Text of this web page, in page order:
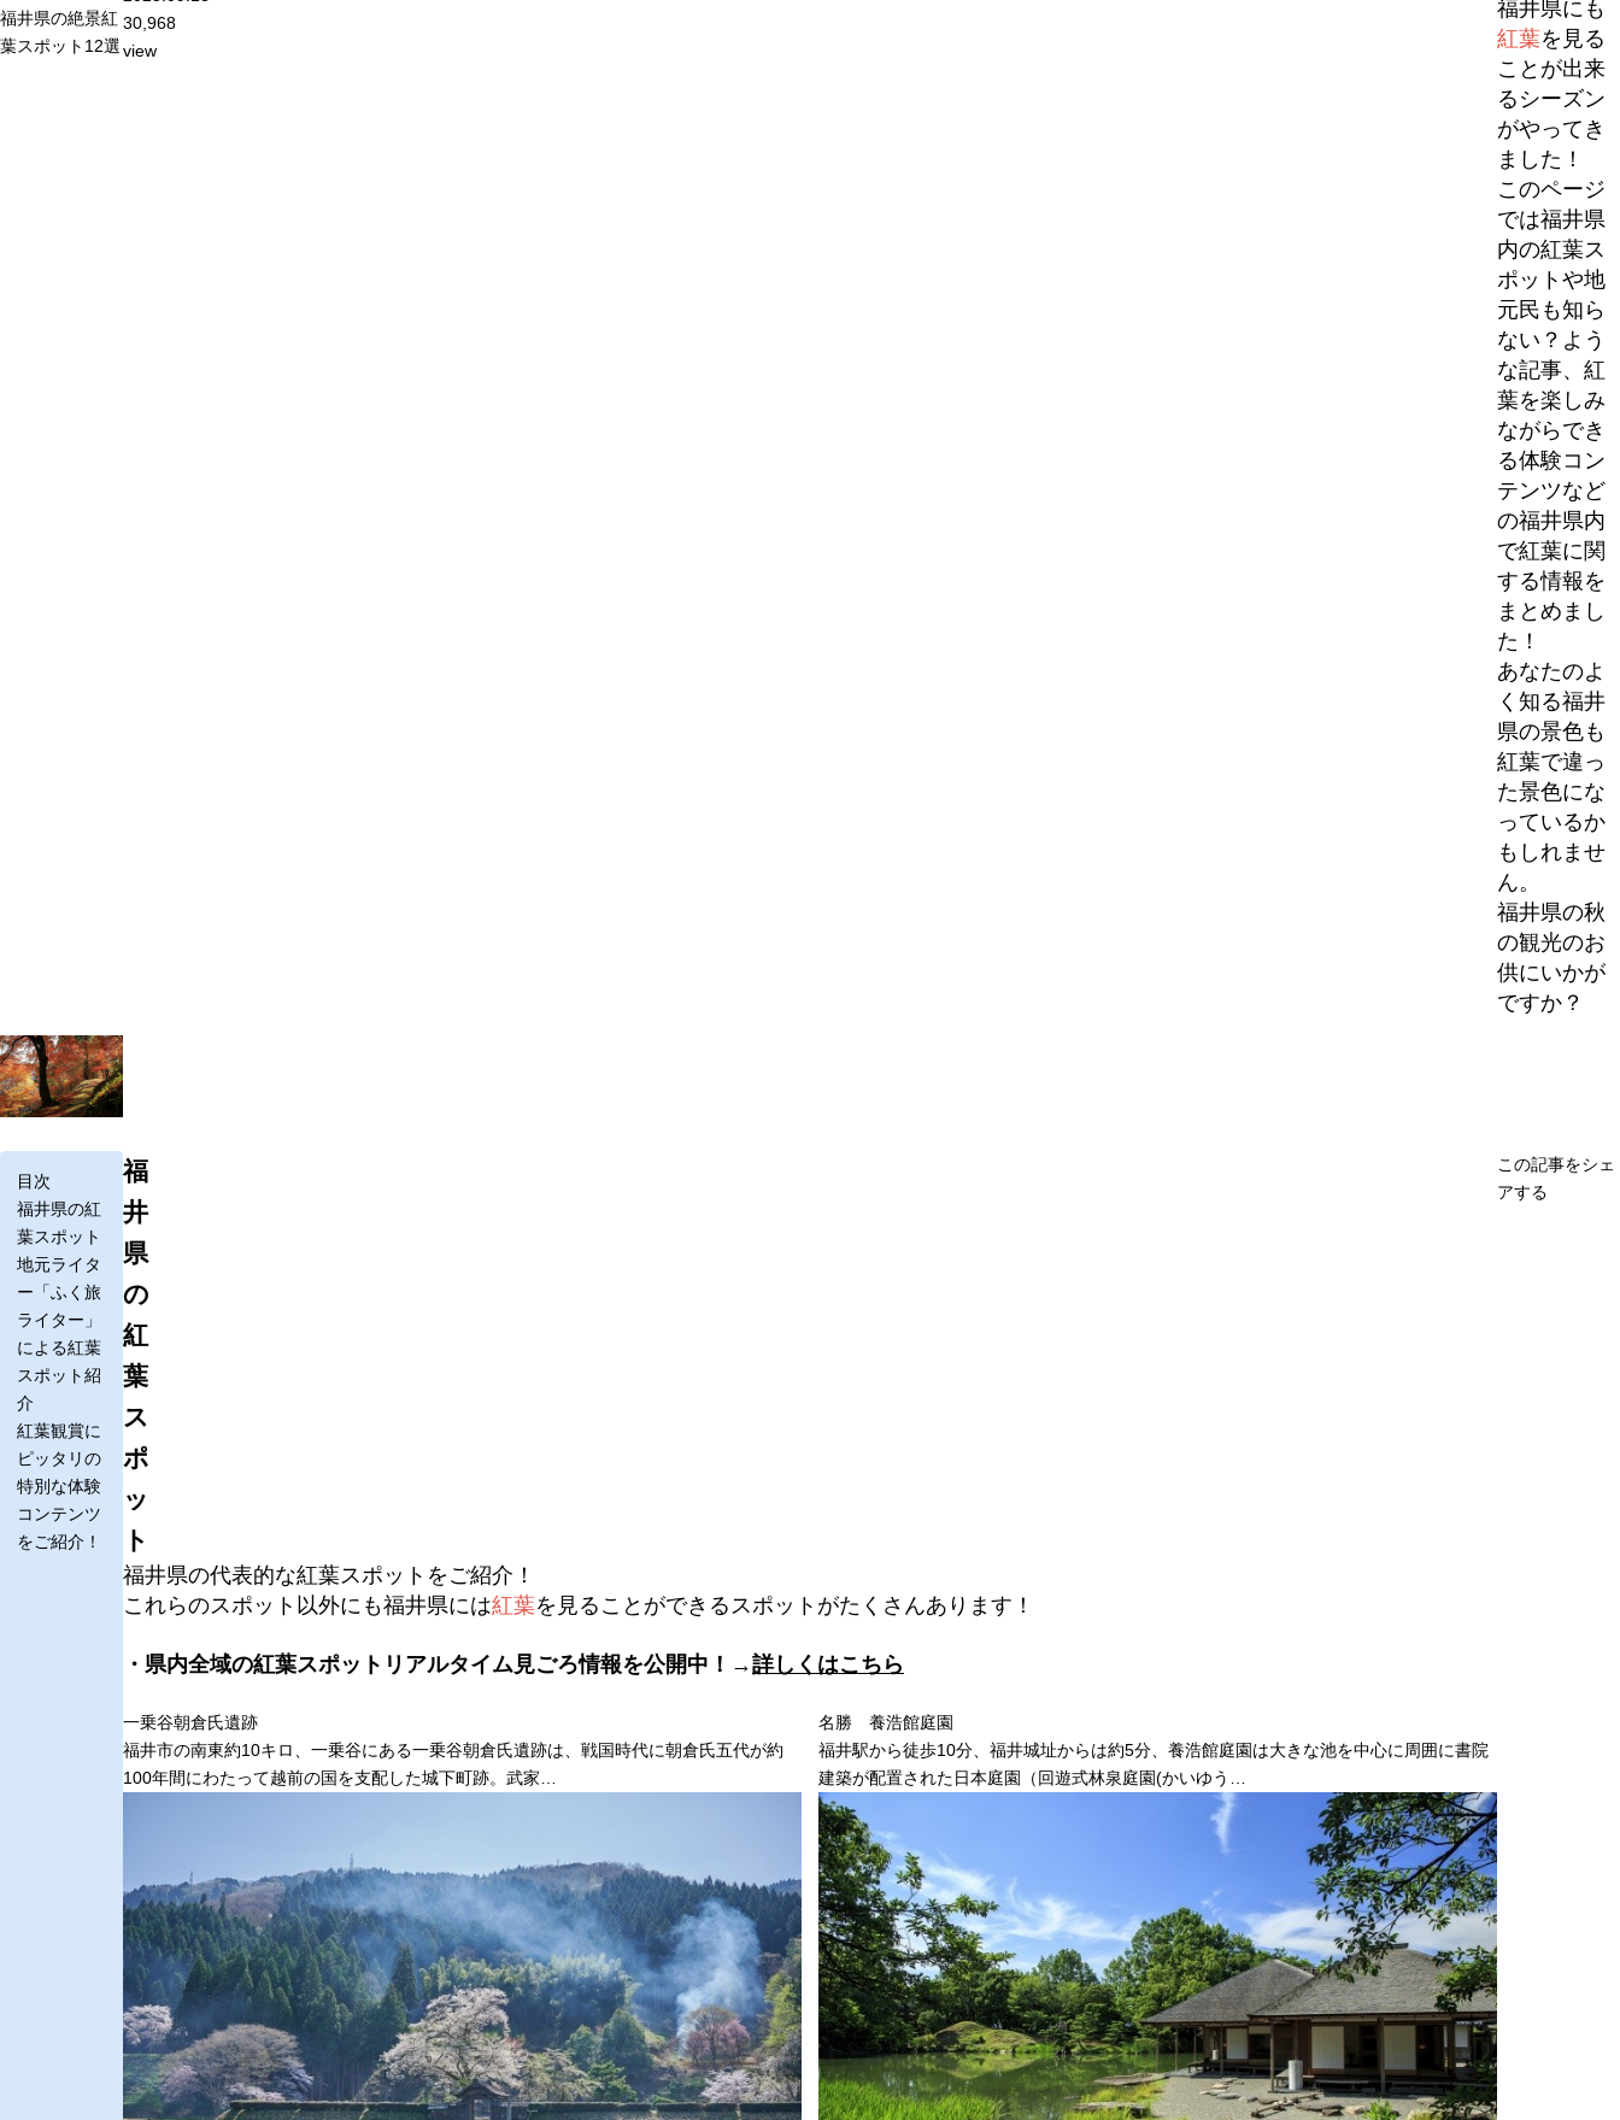
福井県の絶景紅
葉スポット12選
30,968
view
福井県にも
紅葉を見る
ことが出来
るシーズン
がやってき
ました！
このページ
では福井県
内の紅葉ス
ポットや地
元民も知ら
ない？よう
な記事、紅
葉を楽しみ
ながらでき
る体験コン
テンツなど
の福井県内
で紅葉に関
する情報を
まとめまし
た！
あなたのよ
く知る福井
県の景色も
紅葉で違っ
た景色にな
っているか
もしれませ
ん。
福井県の秋
の観光のお
供にいかが
ですか？
目次
福井県の紅
葉スポット
地元ライタ
ー「ふく旅
ライター」
による紅葉
スポット紹
介
紅葉観賞に
ピッタリの
特別な体験
コンテンツ
をご紹介！
福
井
県
の
紅
葉
ス
ポ
ッ
ト
福井県の代表的な紅葉スポットをご紹介！
これらのスポット以外にも福井県には紅葉を見ることができるスポットがたくさんあります！
・県内全域の紅葉スポットリアルタイム見ごろ情報を公開中！→詳しくはこちら
一乗谷朝倉氏遺跡
福井市の南東約10キロ、一乗谷にある一乗谷朝倉氏遺跡は、戦国時代に朝倉氏五代が約
100年間にわたって越前の国を支配した城下町跡。武家…
名勝 養浩館庭園
福井駅から徒歩10分、福井城址からは約5分、養浩館庭園は大きな池を中心に周囲に書院
建築が配置された日本庭園（回遊式林泉庭園(かいゆう…
この記事をシェ
アする